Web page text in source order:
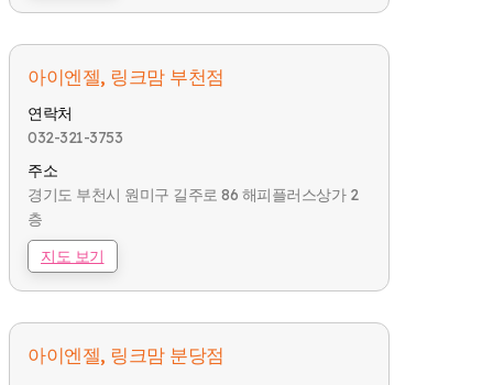
아이엔젤, 링크맘 부천점
연락처
032-321-3753
주소
경기도 부천시 원미구 길주로 86 해피플러스상가 2
층
지도 보기
아이엔젤, 링크맘 분당점